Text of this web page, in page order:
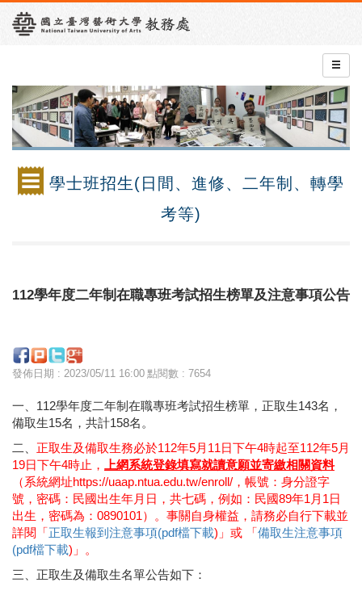
學士班招生(日間、進修、二年制、轉學
考等)
112學年度二年制在職專班考試招生榜單及注意事項公告
發佈日期 : 2023/05/11 16:00 點閱數 : 7654
一、112學年度二年制在職專班考試招生榜單，正取生143名，
備取生15名，共計158名。
二、 正取生及備取生務必於112年5月11日下午4時起至112年5月
19日下午4時止，
上網系統登錄填寫就讀意願並寄繳相關資料
（系統網址https://uaap.ntua.edu.tw/enroll/ ，帳號：身分證字
號，密碼：民國出生年月日，共七碼，例如：民國89年1月1日
出生，密碼為：0890101）。事關自身權益，請務必自行下載並
詳閱「正取生報到注意事項(pdf檔下載) 」或 「備取生注意事項
(pdf檔下載) 」。
三、正取生及備取生名單公告如下：